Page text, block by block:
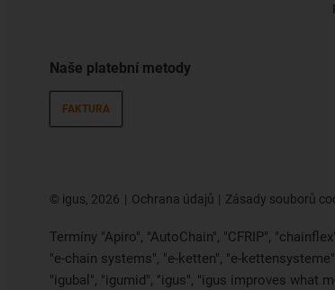
Naše platební metody
FAKTURA
© igus, 2026 Ochrana údajů Zásady souborů
Termíny "Apiro", "AutoChain", "CFRIP",
"e-chain systems", "e-ketten", "e-
"igubal", "igumid", "igus", "igus improves what